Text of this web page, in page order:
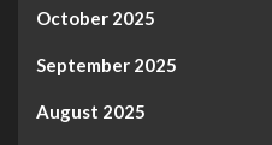
October 2025
September 2025
August 2025